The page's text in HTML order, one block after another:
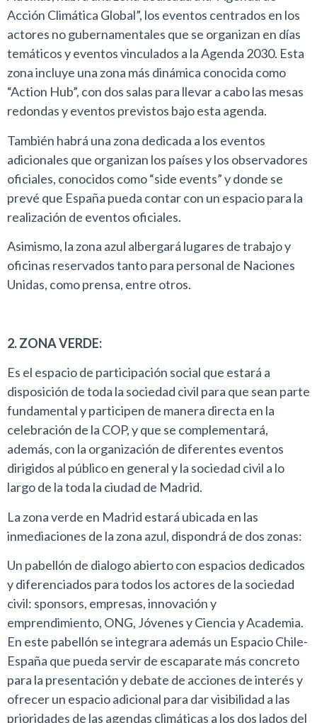
Acción Climática Global”, los eventos centrados en los
actores no gubernamentales que se organizan en días
temáticos y eventos vinculados a la Agenda 2030. Esta
zona incluye una zona más dinámica conocida como
“Action Hub”, con dos salas para llevar a cabo las mesas
redondas y eventos previstos bajo esta agenda.
También habrá una zona dedicada a los eventos
adicionales que organizan los países y los observadores
oficiales, conocidos como “side events” y donde se
prevé que España pueda contar con un espacio para la
realización de eventos oficiales.
Asimismo, la zona azul albergará lugares de trabajo y
oficinas reservados tanto para personal de Naciones
Unidas, como prensa, entre otros.
2. ZONA VERDE:
Es el espacio de participación social que estará a
disposición de toda la sociedad civil para que sean parte
fundamental y participen de manera directa en la
celebración de la COP, y que se complementará,
además, con la organización de diferentes eventos
dirigidos al público en general y la sociedad civil a lo
largo de la toda la ciudad de Madrid.
La zona verde en Madrid estará ubicada en las
inmediaciones de la zona azul, dispondrá de dos zonas:
Un pabellón de dialogo abierto con espacios dedicados
y diferenciados para todos los actores de la sociedad
civil: sponsors, empresas, innovación y
emprendimiento, ONG, Jóvenes y Ciencia y Academia.
En este pabellón se integrara además un Espacio Chile-
España que pueda servir de escaparate más concreto
para la presentación y debate de acciones de interés y
ofrecer un espacio adicional para dar visibilidad a las
prioridades de las agendas climáticas a los dos lados del